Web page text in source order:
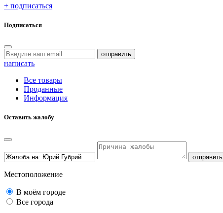
+ подписаться
Подписаться
отправить
написать
Все товары
Проданные
Информация
Оставить жалобу
отправить
Местоположение
В моём городе
Все города